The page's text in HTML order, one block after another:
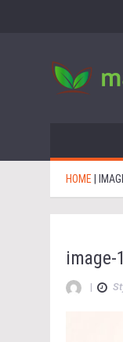
HOME
image-
|